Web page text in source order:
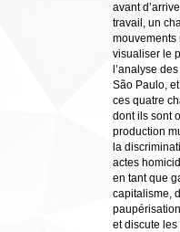
avant
travail, un
mouvements
visualiser le
l’analyse
São Paulo,
ces quatre
dont ils sont
production
la
actes
en tant que
capitalisme,
et discute